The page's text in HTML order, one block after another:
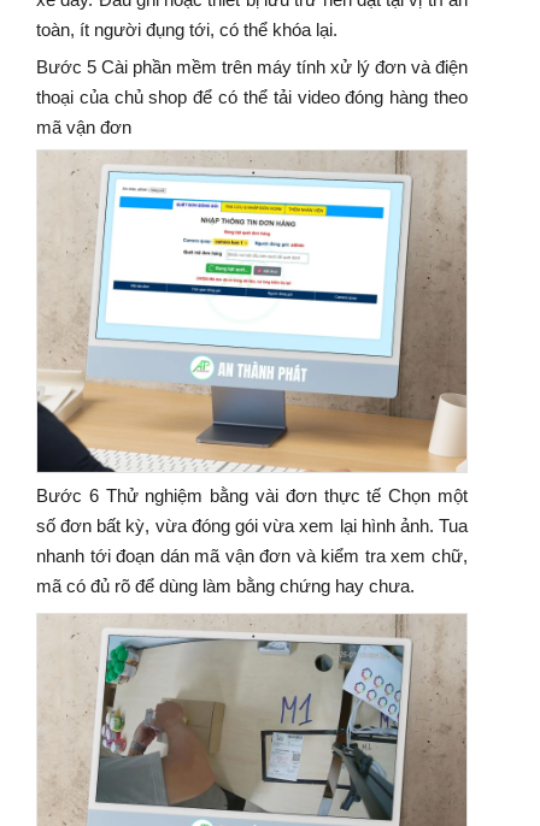
toàn, ít người đụng tới, có thể khóa lại.
Bước 5 Cài phần mềm trên máy tính xử lý đơn và điện
thoại của chủ shop để có thể tải video đóng hàng theo
mã vận đơn
Bước 6 Thử nghiệm bằng vài đơn thực tế Chọn một
số đơn bất kỳ, vừa đóng gói vừa xem lại hình ảnh. Tua
nhanh tới đoạn dán mã vận đơn và kiểm tra xem chữ,
mã có đủ rõ để dùng làm bằng chứng hay chưa.